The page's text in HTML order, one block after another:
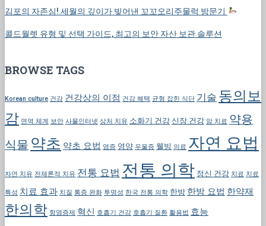
김포의 자존심! 세월의 깊이가 빚어낸 꼬꼬오리주물럭 방문기
콜드월렛 유형 및 선택 가이드, 최고의 보안 자산 보관 솔루션
BROWSE TAGS
Korean culture 건강 건강상의 이점 건강 혜택 균형 잡힌 식단 기술 동의보
감 면역 체계 보안 사물인터넷 상처 치유 소화기 건강 신장 건강 암 치료 약용
식물 약초 약초 요법 염증 영양 우울증 웰빙 의료 자연 요법
자연 치유 전체론적 치유 전통 요법 전통 의학 정신 건강 치료 치료
특성 치료 효과 치질 통증 완화 투명성 한국 전통 의학 한방 한방 요법 한약재
한의학 항염증제 혁신 호흡기 건강 호흡기 질환 활용법 효능